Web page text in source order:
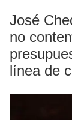
José
no
línea de